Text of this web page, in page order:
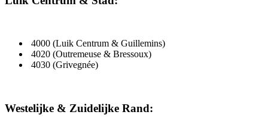
4000 (Luik Centrum & Guillemins)
4020 (Outremeuse & Bressoux)
4030 (Grivegnée)
Westelijke & Zuidelijke Rand: